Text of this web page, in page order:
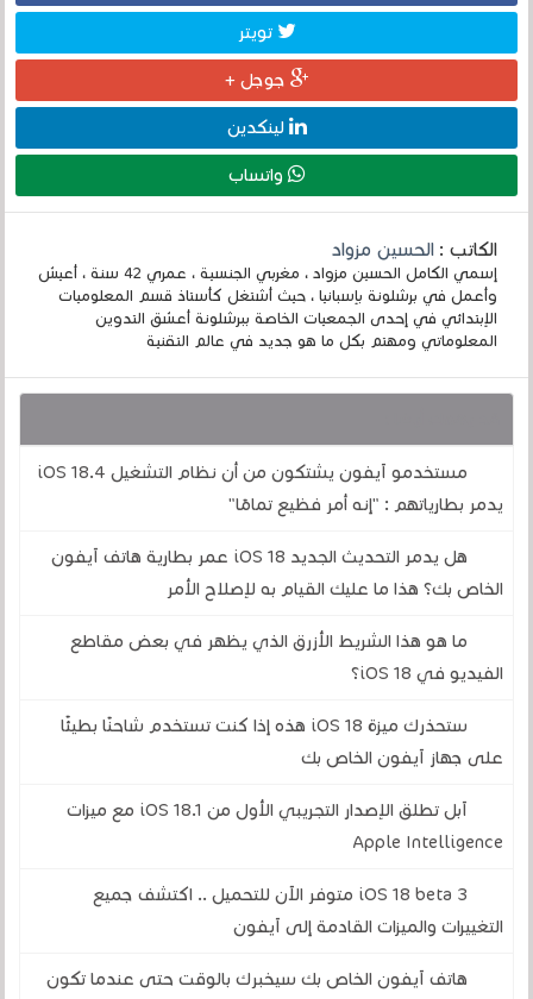
تويتر
جوجل +
لينكدين
واتساب
الكاتب :الحسين مزواد
إسمي الكامل الحسين مزواد ، مغربي الجنسية ، عمري 42 سنة ، أعيش
وأعمل في برشلونة بإسبانيا ، حيث أشتغل كأستاذ قسم المعلوميات
الإبتدائي في إحدى الجمعيات الخاصة ببرشلونة أعشق التدوين
المعلوماتي ومهتم بكل ما هو جديد في عالم التقنية
مستخدمو آيفون يشتكون من أن نظام التشغيل iOS 18.4
يدمر بطارياتهم : "إنه أمر فظيع تمامًا"
هل يدمر التحديث الجديد iOS 18 عمر بطارية هاتف آيفون
الخاص بك؟ هذا ما عليك القيام به لإصلاح الأمر
ما هو هذا الشريط الأزرق الذي يظهر في بعض مقاطع
الفيديو في iOS 18؟
ستحذرك ميزة iOS 18 هذه إذا كنت تستخدم شاحنًا بطيئًا
على جهاز آيفون الخاص بك
آبل تطلق الإصدار التجريبي الأول من iOS 18.1 مع ميزات
Apple Intelligence
iOS 18 beta 3 متوفر الآن للتحميل .. اكتشف جميع
التغييرات والميزات القادمة إلى آيفون
هاتف آيفون الخاص بك سيخبرك بالوقت حتى عندما تكون